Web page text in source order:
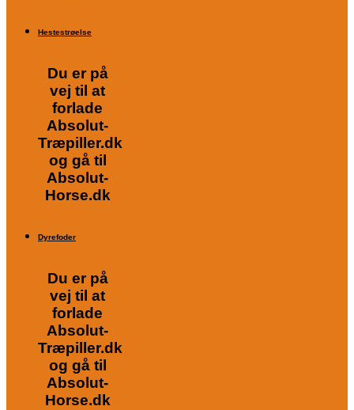
Hestestrøelse
Du er på
vej til at
forlade
Absolut-
Træpiller.dk
og gå til
Absolut-
Horse.dk
Dyrefoder
Du er på
vej til at
forlade
Absolut-
Træpiller.dk
og gå til
Absolut-
Horse.dk